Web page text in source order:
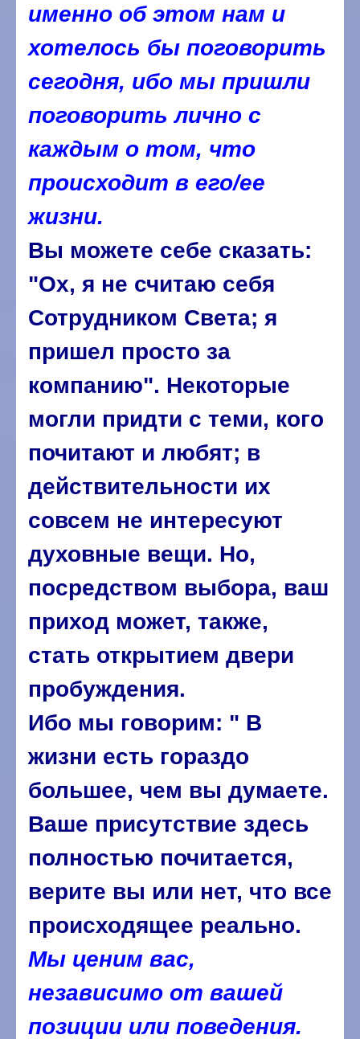
именно об этом нам и
хотелось бы поговорить
сегодня, ибо мы пришли
поговорить лично с
каждым о том, что
происходит в его/ее
жизни.
Вы можете себе сказать:
"Ох, я не считаю себя
Сотрудником Света; я
пришел просто за
компанию". Некоторые
могли придти с теми, кого
почитают и любят; в
действительности их
совсем не интересуют
духовные вещи. Но,
посредством выбора, ваш
приход может, также,
стать открытием двери
пробуждения.
Ибо мы говорим: " В
жизни есть гораздо
большее, чем вы думаете.
Ваше присутствие здесь
полностью почитается,
верите вы или нет, что все
происходящее реально.
Мы ценим вас,
независимо от вашей
позиции или поведения.